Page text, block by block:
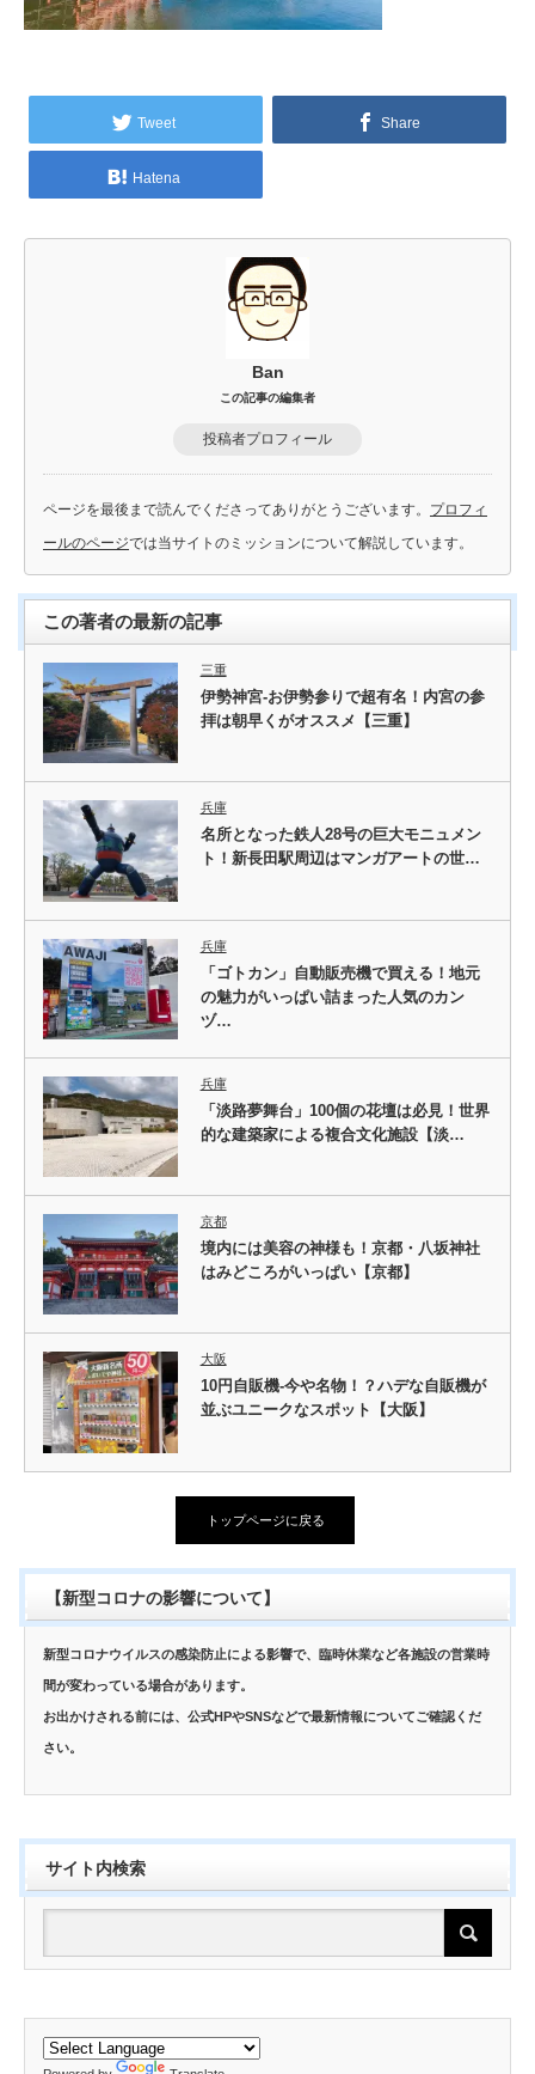
Tweet Share
Hatena
Ban
この記事の編集者
投稿者プロフィール
ページを最後まで読んでくださってありがとうございます。 プロフィ
ールのページでは当サイトのミッションについて解説しています。
この著者の最新の記事
三重
伊勢神宮-お伊勢参りで超有名！内宮の参
拝は朝早くがオススメ【三重】
兵庫
名所となった鉄人28号の巨大モニュメン
ト！新長田駅周辺はマンガアートの世…
兵庫
「ゴトカン」自動販売機で買える！地元
の魅力がいっぱい詰まった人気のカン
ヅ…
兵庫
「淡路夢舞台」100個の花壇は必見！世界
的な建築家による複合文化施設【淡…
京都
境内には美容の神様も！京都・八坂神社
はみどころがいっぱい【京都】
大阪
10円自販機-今や名物！？ハデな自販機が
並ぶユニークなスポット【大阪】
トップページに戻る
【新型コロナの影響について】
新型コロナウイルスの感染防止による影響で、臨時休業など各施設の営業時
間が変わっている場合があります。
お出かけされる前には、公式HPやSNSなどで最新情報についてご確認くだ
さい。
サイト内検索